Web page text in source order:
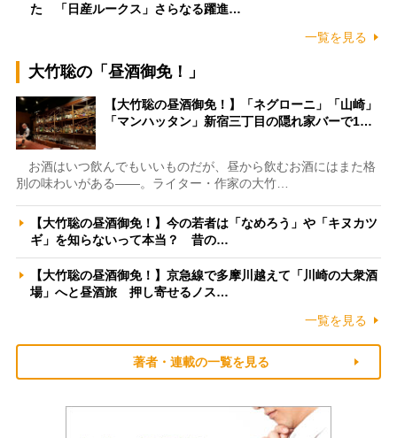
た 「日産ルークス」さらなる躍進…
一覧を見る
大竹聡の「昼酒御免！」
【大竹聡の昼酒御免！】「ネグローニ」「山崎」
「マンハッタン」新宿三丁目の隠れ家バーで1…
お酒はいつ飲んでもいいものだが、昼から飲むお酒にはまた格
別の味わいがある――。ライター・作家の大竹…
【大竹聡の昼酒御免！】今の若者は「なめろう」や「キヌカツ
ギ」を知らないって本当？ 昔の…
【大竹聡の昼酒御免！】京急線で多摩川越えて「川崎の大衆酒
場」へと昼酒旅 押し寄せるノス…
一覧を見る
著者・連載の一覧を見る